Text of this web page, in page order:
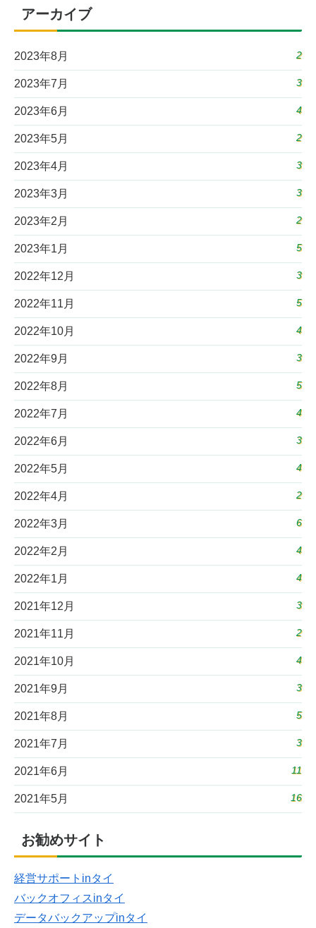
アーカイブ
2023年8月 2
2023年7月 3
2023年6月 4
2023年5月 2
2023年4月 3
2023年3月 3
2023年2月 2
2023年1月 5
2022年12月 3
2022年11月 5
2022年10月 4
2022年9月 3
2022年8月 5
2022年7月 4
2022年6月 3
2022年5月 4
2022年4月 2
2022年3月 6
2022年2月 4
2022年1月 4
2021年12月 3
2021年11月 2
2021年10月 4
2021年9月 3
2021年8月 5
2021年7月 3
2021年6月 11
2021年5月 16
お勧めサイト
経営サポートinタイ
バックオフィスinタイ
データバックアップinタイ